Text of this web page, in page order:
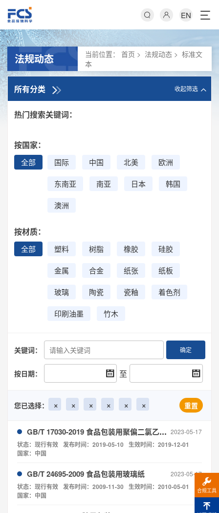
EN
法规动态 当前位置：首页 > 法规动态 >标准文
本
所有分类 收起筛选
热门搜索关键词：
按国家：
全部 国际 中国 北美 欧洲
东南亚 南亚 日本 韩国
澳洲
按材质：
全部 塑料 树脂 橡胶 硅胶
金属 合金 纸张 纸板
玻璃 陶瓷 瓷釉 着色剂
印刷油墨 竹木
关键词： 确定
按日期： 至
您已选择： × × × × × × 重置
GB/T 17030-2019 食品包装用聚偏二氯乙烯（PVDC）片状肠衣膜 2023-05-17
状态：现行有效 发布时间：2019-05-10
生效时间：2019-12-01
国家：中国
GB/T 24695-2009 食品包装用玻璃纸 2023-05-17
状态：现行有效 发布时间：2009-11-30
生效时间：2010-05-01
国家：中国
合规工具